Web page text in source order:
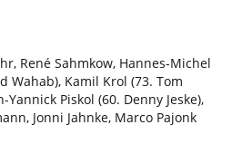
René Sahmkow, Hannes-Michel
Wahab), Kamil Krol (73. Tom
Piskol (60. Denny Jeske),
Jonni Jahnke, Marco Pajonk